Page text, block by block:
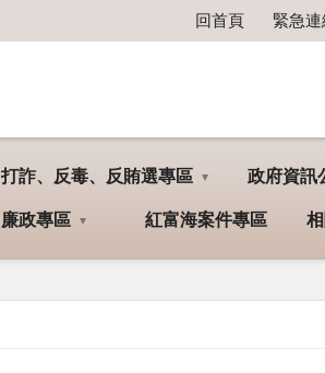
回首頁 緊急
打詐、反毒、反賄選專區 政府資訊
廉政專區 紅富海案件專區